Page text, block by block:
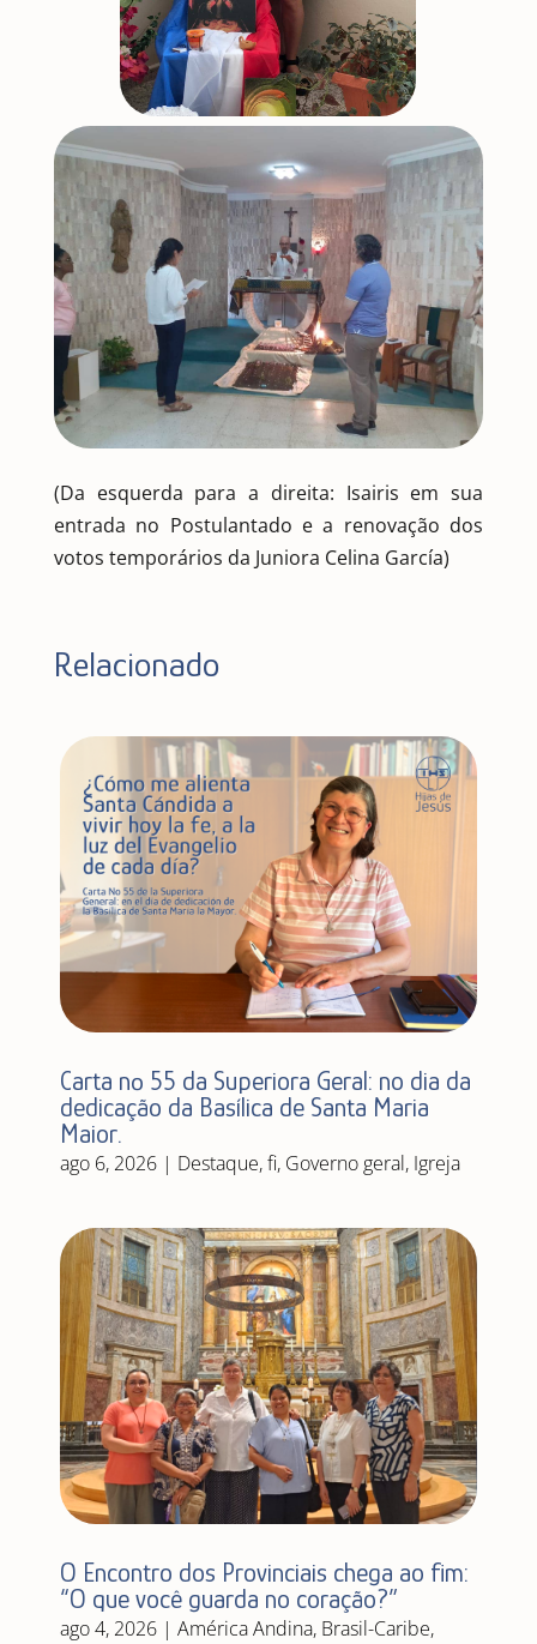
(Da esquerda para a direita: Isairis em sua
entrada no Postulantado e a renovação dos
votos temporários da Juniora Celina García)
Relacionado
Carta nº 55 da Superiora Geral: no dia da
dedicação da Basílica de Santa Maria
Maior.
ago 6, 2026| Destaque,fi, Governo geral, Igreja
O Encontro dos Provinciais chega ao fim:
“O que você guarda no coração?”
ago 4, 2026| América Andina, Brasil-Caribe,